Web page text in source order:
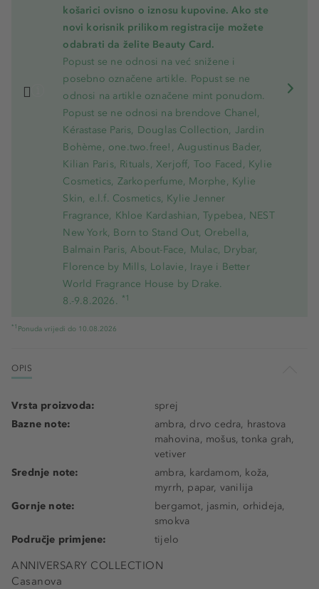
košarici ovisno o iznosu kupovine. Ako ste
novi korisnik prilikom registracije možete
odabrati da želite Beauty Card.
Popust se ne odnosi na već snižene i
posebno označene artikle. Popust se ne
odnosi na artikle označene mint ponudom.
Popust se ne odnosi na brendove Chanel,
Kérastase Paris, Douglas Collection, Jardin
Bohème, one.two.free!, Augustinus Bader,
Kilian Paris, Rituals, Xerjoff, Too Faced, Kylie
Cosmetics, Zarkoperfume, Morphe, Kylie
Skin, e.l.f. Cosmetics, Kylie Jenner
Fragrance, Khloe Kardashian, Typebea, NEST
New York, Born to Stand Out, Orebella,
Balmain Paris, About-Face, Mulac, Drybar,
Florence by Mills, Lolavie, Iraye i Better
World Fragrance House by Drake.
8.-9.8.2026. *1
*1 Ponuda vrijedi do 10.08.2026
OPIS
ANNIVERSARY COLLECTION
Casanova
Vrsta proizvoda:
sprej
Bazne note:
ambra, drvo cedra, hrastova
mahovina, mošus, tonka grah,
vetiver
Srednje note:
ambra, kardamom, koža,
myrrh, papar, vanilija
Gornje note:
bergamot, jasmin, orhideja,
smokva
Područje primjene:
tijelo